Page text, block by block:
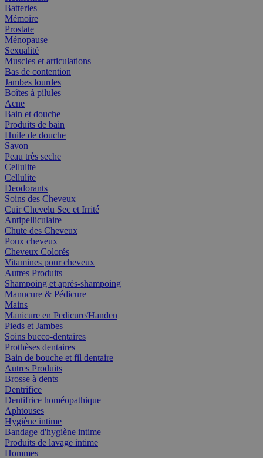
Batteries
Mémoire
Prostate
Ménopause
Sexualité
Muscles et articulations
Bas de contention
Jambes lourdes
Boîtes à pilules
Acne
Bain et douche
Produits de bain
Huile de douche
Savon
Peau très seche
Cellulite
Cellulite
Deodorants
Soins des Cheveux
Cuir Chevelu Sec et Irrité
Antipelliculaire
Chute des Cheveux
Poux cheveux
Cheveux Colorés
Vitamines pour cheveux
Autres Produits
Shampoing et après-shampoing
Manucure & Pédicure
Mains
Manicure en Pedicure/Handen
Pieds et Jambes
Soins bucco-dentaires
Prothèses dentaires
Bain de bouche et fil dentaire
Autres Produits
Brosse à dents
Dentrifice
Dentifrice homéopathique
Aphtouses
Hygiène intime
Bandage d'hygiène intime
Produits de lavage intime
Hommes